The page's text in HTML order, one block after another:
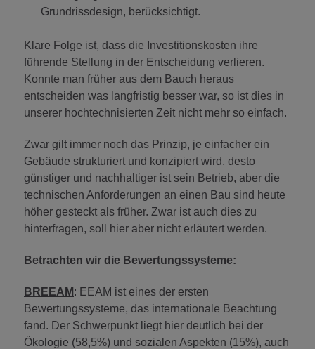
Grundrissdesign, berücksichtigt.
Klare Folge ist, dass die Investitionskosten ihre
führende Stellung in der Entscheidung verlieren.
Konnte man früher aus dem Bauch heraus
entscheiden was langfristig besser war, so ist dies in
unserer hochtechnisierten Zeit nicht mehr so einfach.
Zwar gilt immer noch das Prinzip, je einfacher ein
Gebäude strukturiert und konzipiert wird, desto
günstiger und nachhaltiger ist sein Betrieb, aber die
technischen Anforderungen an einen Bau sind heute
höher gesteckt als früher. Zwar ist auch dies zu
hinterfragen, soll hier aber nicht erläutert werden.
Betrachten wir die Bewertungssysteme:
BREEAM : EEAM ist eines der ersten
Bewertungssysteme, das internationale Beachtung
fand. Der Schwerpunkt liegt hier deutlich bei der
Ökologie (58,5%) und sozialen Aspekten (15%), auch